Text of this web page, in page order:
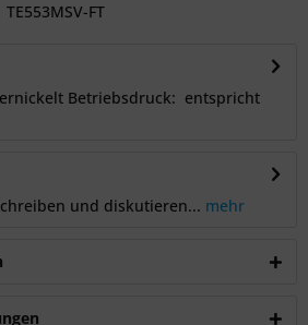
TE553MSV-FT
Betriebsdruck: entspricht
und diskutieren... mehr